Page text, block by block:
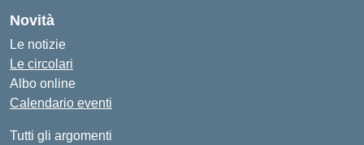
Novità
Le notizie
Le circolari
Albo online
Calendario eventi
Tutti gli argomenti